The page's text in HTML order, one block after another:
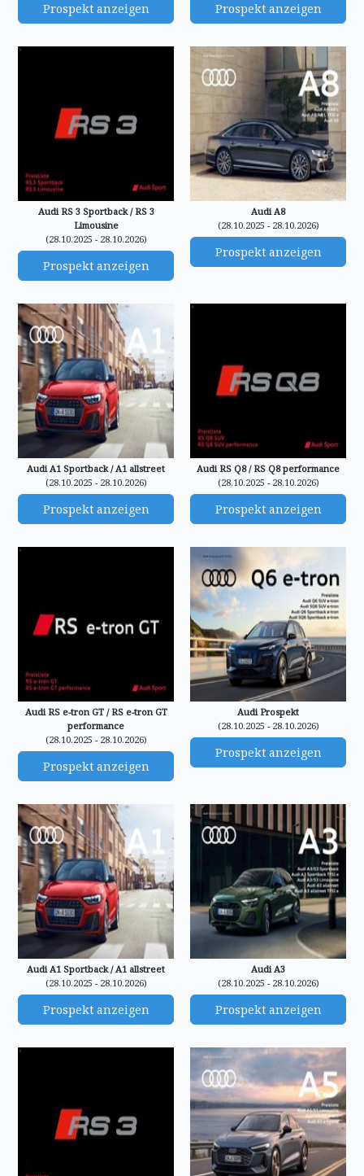
Prospekt anzeigen Prospekt anzeigen
Audi RS 3 Sportback / RS 3
Limousine
(28.10.2025 - 28.10.2026)
Prospekt anzeigen
Audi A8
(28.10.2025 - 28.10.2026)
Prospekt anzeigen
Audi A1 Sportback / A1 allstreet
(28.10.2025 - 28.10.2026)
Prospekt anzeigen
Audi RS Q8 / RS Q8 performance
(28.10.2025 - 28.10.2026)
Prospekt anzeigen
Audi RS e-tron GT / RS e-tron GT
performance
(28.10.2025 - 28.10.2026)
Prospekt anzeigen
Audi Prospekt
(28.10.2025 - 28.10.2026)
Prospekt anzeigen
Audi A1 Sportback / A1 allstreet
(28.10.2025 - 28.10.2026)
Prospekt anzeigen
Audi A3
(28.10.2025 - 28.10.2026)
Prospekt anzeigen